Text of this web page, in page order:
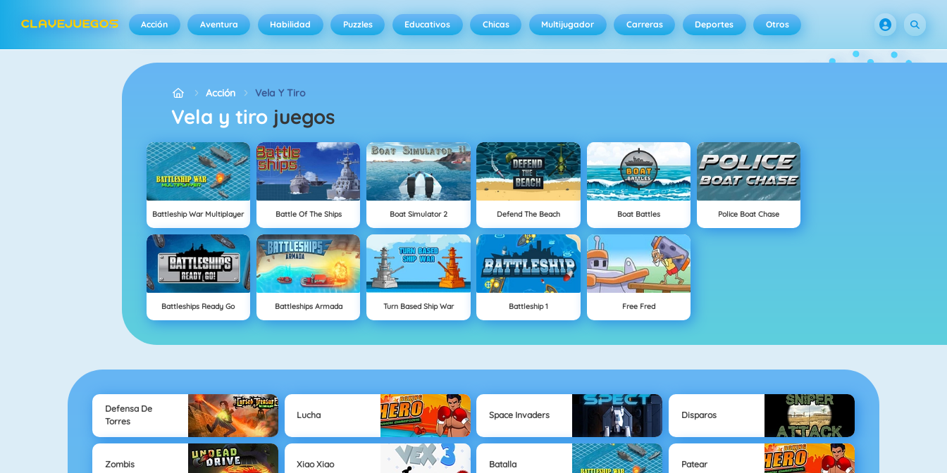
Acción Aventura Habilidad Puzzles Educativos Chicas Multijugador Carreras Deportes Otros
Acción Vela Y Tiro
vela y tiro juegos
Battleship War Multiplayer Battle Of The Ships Boat Simulator 2 Defend The Beach Boat Battles Police Boat Chase
Battleships Ready Go Battleships Armada Turn Based Ship War Battleship 1 Free Fred
Defensa De
Torres
Lucha Space Invaders Disparos
Zombis Xiao Xiao Batalla Patear